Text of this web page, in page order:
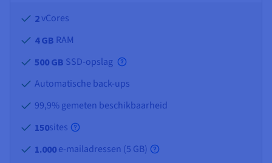
2vCores
4 GB RAM
500 GB SSD-opslag
Automatische back-ups
99,9% gemeten beschikbaarheid
150sites
1.000 e-mailadressen (5 GB)